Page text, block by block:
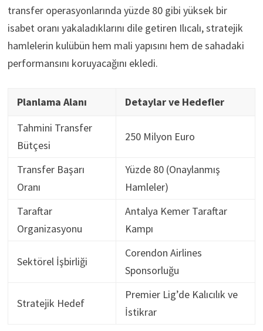
transfer operasyonlarında yüzde 80 gibi yüksek bir
isabet oranı yakaladıklarını dile getiren Ilıcalı, stratejik
hamlelerin kulübün hem mali yapısını hem de sahadaki
performansını koruyacağını ekledi.
Planlama Alanı
Detaylar ve Hedefler
Tahmini Transfer
Bütçesi
250 Milyon Euro
Transfer Başarı
Oranı
Yüzde 80 (Onaylanmış
Hamleler)
Taraftar
Organizasyonu
Antalya Kemer Taraftar
Kampı
Sektörel İşbirliği
Corendon Airlines
Sponsorluğu
Stratejik Hedef
Premier Lig’de Kalıcılık ve
İstikrar